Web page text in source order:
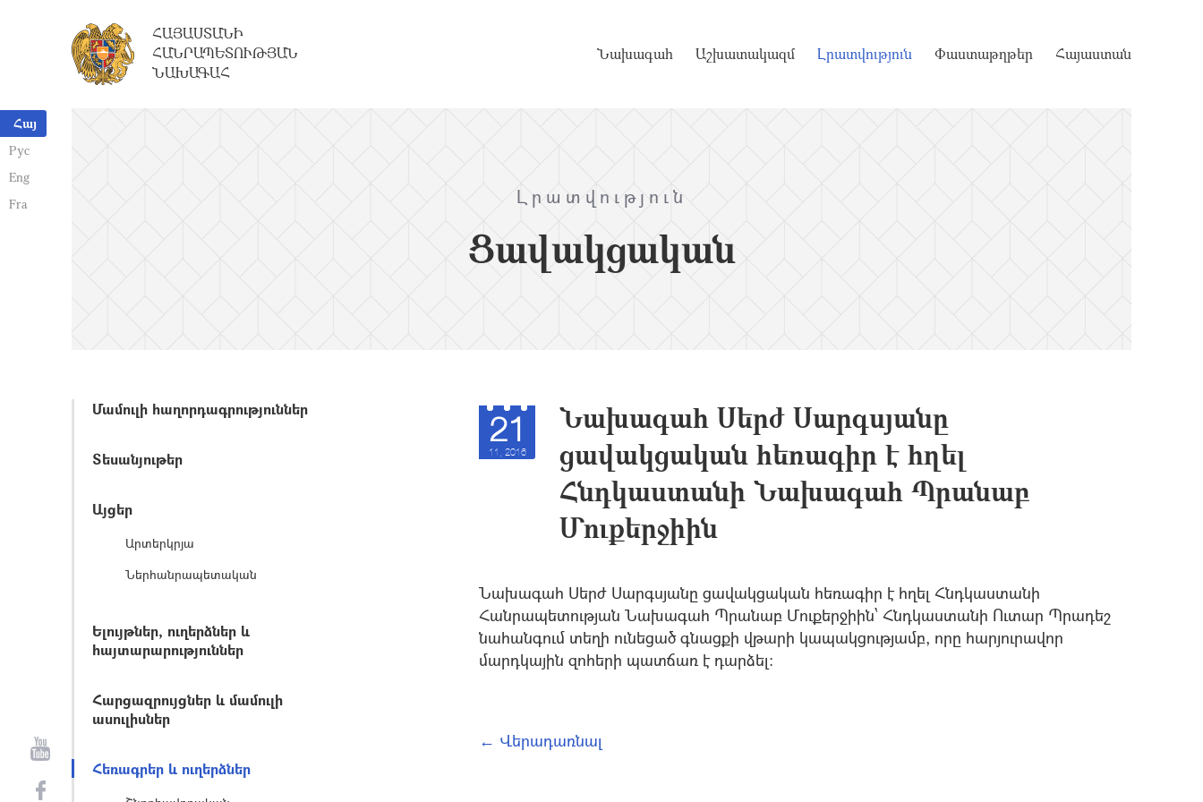
Հայ
Рус
Eng
Fra
ՀԱՅԱՍՏԱՆԻ
ՀԱՆՐԱՊԵՏՈՒԹՅԱՆ
ՆԱԽԱԳԱՀ
Նախագահ Աշխատակազմ Լրատվություն Փաստաթղթեր Հայաստան
Լրատվություն
Ցավակցական
Մամուլի հաղորդագրություններ
Տեսանյութեր
Այցեր
Արտերկրյա
Ներհանրապետական
Ելույթներ, ուղերձներ և
հայտարարություններ
Հարցազրույցներ և մամուլի
ասուլիսներ
Հեռագրեր և ուղերձներ
21
11, 2016
Նախագահ Սերժ Սարգսյանը
ցավակցական հեռագիր է հղել
Հնդկաստանի Նախագահ Պրանաբ
Մուքերջիին
Նախագահ Սերժ Սարգսյանը ցավակցական հեռագիր է հղել Հնդկաստանի
Հանրապետության Նախագահ Պրանաբ Մուքերջիին՝ Հնդկաստանի Ուտար Պրադեշ
նահանգում տեղի ունեցած գնացքի վթարի կապակցությամբ, որը հարյուրավոր
մարդկային զոհերի պատճառ է դարձել:
← Վերադառնալ